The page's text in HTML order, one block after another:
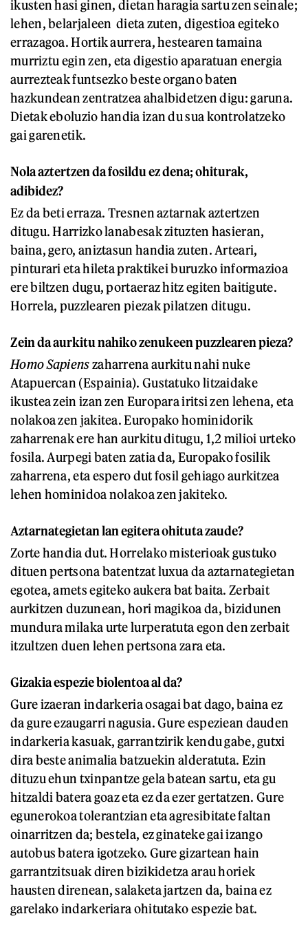
ikusten hasi ginen, dietan haragia sartu zen seinale;
lehen, belarjaleen dieta zuten, digestioa egiteko
errazagoa. Hortik aurrera, hestearen tamaina
murriztu egin zen, eta digestio aparatuan energia
aurrezteak funtsezko beste organo baten
hazkundean zentratzea ahalbidetzen digu: garuna.
Dietak eboluzio handia izan du sua kontrolatzeko
gai garenetik.
Nola aztertzen da fosildu ez dena; ohiturak,
adibidez?
Ez da beti erraza. Tresnen aztarnak aztertzen
ditugu. Harrizko lanabesak zituzten hasieran,
baina, gero, aniztasun handia zuten. Arteari,
pinturari eta hileta praktikei buruzko informazioa
ere biltzen dugu, portaeraz hitz egiten baitigute.
Horrela, puzzlearen piezak pilatzen ditugu.
Zein da aurkitu nahiko zenukeen puzzlearen pieza?
Homo Sapienszaharrena aurkitu nahi nuke
Atapuercan (Espainia). Gustatuko litzaidake
ikustea zein izan zen Europara iritsi zen lehena, eta
nolakoa zen jakitea. Europako hominidorik
zaharrenak ere han aurkitu ditugu, 1,2 milioi urteko
fosila. Aurpegi baten zatia da, Europako fosilik
zaharrena, eta espero dut fosil gehiago aurkitzea
lehen hominidoa nolakoa zen jakiteko.
Aztarnategietan lan egitera ohituta zaude?
Zorte handia dut. Horrelako misterioak gustuko
dituen pertsona batentzat luxua da aztarnategietan
egotea, amets egiteko aukera bat baita. Zerbait
aurkitzen duzunean, hori magikoa da, bizidunen
mundura milaka urte lurperatuta egon den zerbait
itzultzen duen lehen pertsona zara eta.
Gizakia espezie biolentoa al da?
Gure izaeran indarkeria osagai bat dago, baina ez
da gure ezaugarri nagusia. Gure espeziean dauden
indarkeria kasuak, garrantzirik kendu gabe, gutxi
dira beste animalia batzuekin alderatuta. Ezin
dituzu ehun txinpantze gela batean sartu, eta gu
hitzaldi batera goaz eta ez da ezer gertatzen. Gure
egunerokoa tolerantzian eta agresibitate faltan
oinarritzen da; bestela, ez ginateke gai izango
autobus batera igotzeko. Gure gizartean hain
garrantzitsuak diren bizikidetza arau horiek
hausten direnean, salaketa jartzen da, baina ez
garelako indarkeriara ohitutako espezie bat.